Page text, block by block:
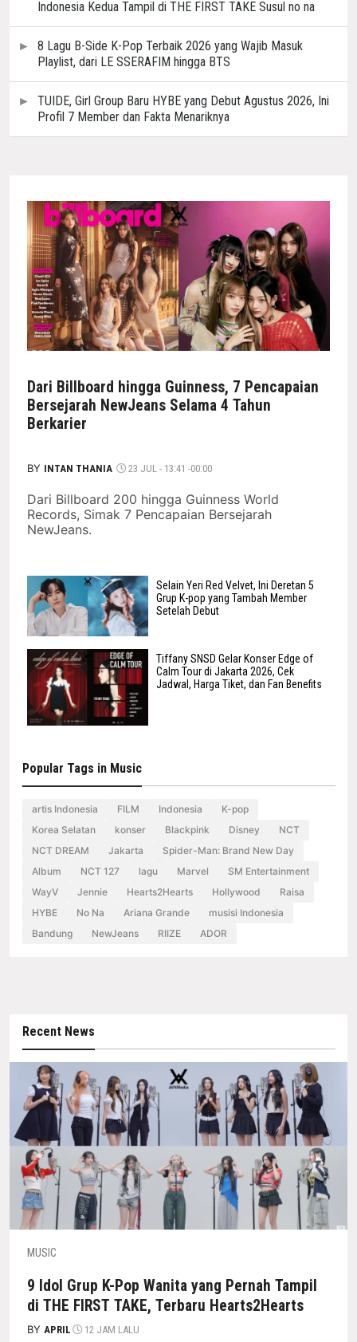
Indonesia Kedua Tampil di THE FIRST TAKE Susul no na
8 Lagu B-Side K-Pop Terbaik 2026 yang Wajib Masuk
Playlist, dari LE SSERAFIM hingga BTS
TUIDE, Girl Group Baru HYBE yang Debut Agustus 2026, Ini
Profil 7 Member dan Fakta Menariknya
Dari Billboard hingga Guinness, 7 Pencapaian
Bersejarah NewJeans Selama 4 Tahun
Berkarier
BY INTAN THANIA 23 JUL - 13:41 -00:00
Dari Billboard 200 hingga Guinness World
Records, Simak 7 Pencapaian Bersejarah
NewJeans.
Selain Yeri Red Velvet, Ini Deretan 5
Grup K-pop yang Tambah Member
Setelah Debut
Tiffany SNSD Gelar Konser Edge of
Calm Tour di Jakarta 2026, Cek
Jadwal, Harga Tiket, dan Fan Benefits
Popular Tags in Music
artis Indonesia FILM Indonesia
K-pop
Korea Selatan
konser Blackpink Disney
NCT
NCT DREAM
Jakarta
Spider-Man: Brand New Day
Album
NCT 127 lagu Marvel
SM Entertainment
WayV
Jennie Hearts2Hearts Hollywood
Raisa
HYBE
No Na Ariana Grande
musisi Indonesia
Bandung
NewJeans RIIZE ADOR
Recent News
MUSIC
9 Idol Grup K-Pop Wanita yang Pernah Tampil
di THE FIRST TAKE, Terbaru Hearts2Hearts
BYAPRIL 12 JAM LALU